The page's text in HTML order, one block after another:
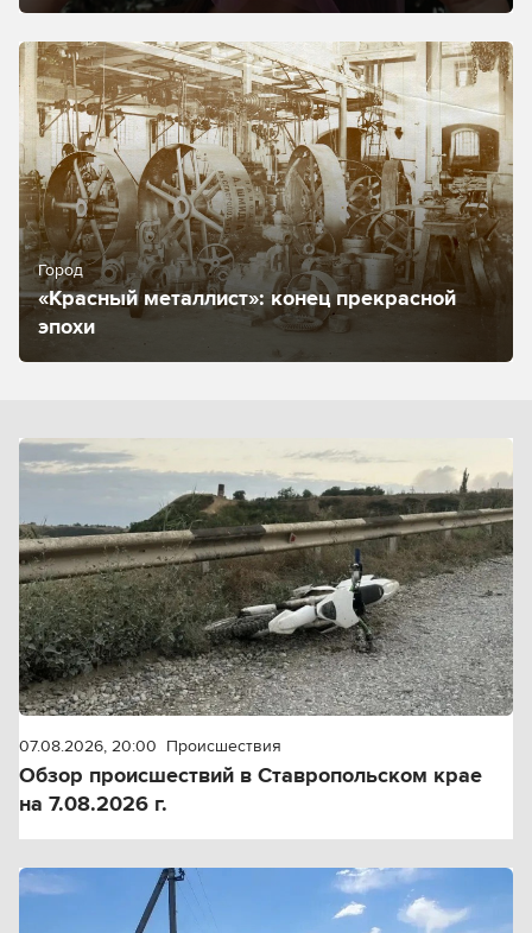
Город
«Красный металлист»: конец прекрасной
эпохи
07.08.2026, 20:00 Происшествия
Обзор происшествий в Ставропольском крае
на 7.08.2026 г.